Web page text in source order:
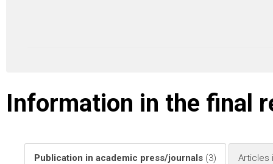
Information in the final
Publication in academic press/journals (3) Articles